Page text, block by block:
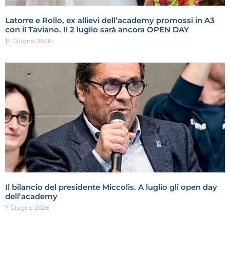
Latorre e Rollo, ex allievi dell’academy promossi in A3
con il Taviano. Il 2 luglio sarà ancora OPEN DAY
15 Giugno 2026
Il bilancio del presidente Miccolis. A luglio gli open day
dell’academy
7 Giugno 2026